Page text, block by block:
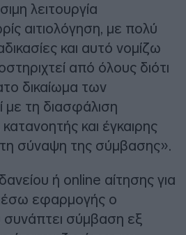
λειτουργία
αιτιολόγηση, με πολύ
και αυτό νομίζω
από όλους διότι
δικαίωμα των
τη διασφάλιση
και έγκαιρης
σύναψη της σύμβασης».
ή online αίτησης για
εφαρμογής ο
σύμβαση εξ